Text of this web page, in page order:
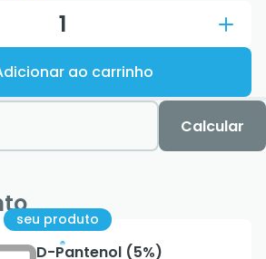
1
ao carrinho
Calcular
seu produto
D-Pantenol (5%)